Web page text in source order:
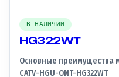
В НАЛИЧИИ
HG322WT
Основные преимущества
CATV-HGU-ONT-HG322WT